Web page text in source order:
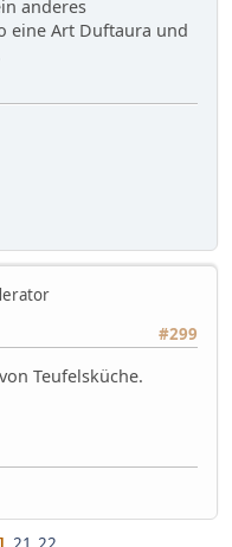
anderes
eine Art Duftaura und
#299
Teufelsküche.